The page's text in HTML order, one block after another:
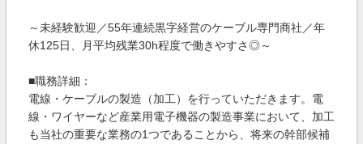
～未経験歓迎／55年連続黒字経営のケーブル専門商社／年
休125日、月平均残業30h程度で働きやすさ◎～
■職務詳細：
電線・ケーブルの製造（加工）を行っていただきます。電
線・ワイヤーなど産業用電子機器の製造事業において、加工
も当社の重要な業務の1つであることから、将来の幹部候補